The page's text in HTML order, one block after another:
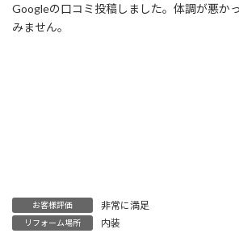
Googleの口コミ投稿しました。体調が悪か
みません。
お客様評価 非常に満足
リフォーム場所 内装